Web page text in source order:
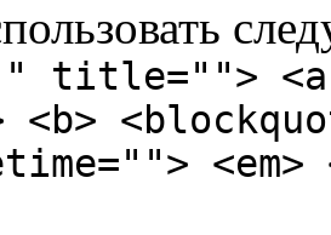
title="">